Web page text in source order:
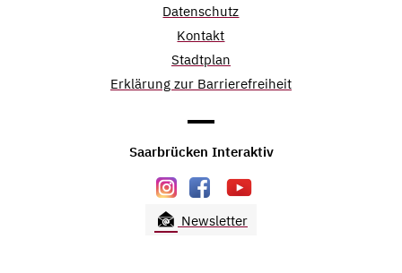
Datenschutz
Kontakt
Stadtplan
Erklärung zur Barrierefreiheit
Saarbrücken Interaktiv
Newsletter